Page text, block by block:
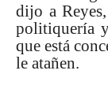
dijo a
politiquería
que está
le atañen.